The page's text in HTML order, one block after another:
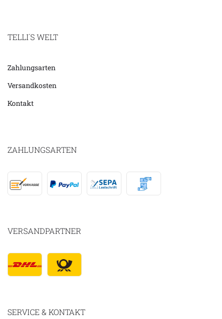
TELLI´S WELT
Zahlungsarten
Versandkosten
Kontakt
ZAHLUNGSARTEN
VERSANDPARTNER
SERVICE & KONTAKT